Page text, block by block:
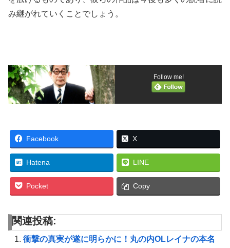
み継がれていくことでしょう。
Follow me!
Facebook X
Hatena LINE
Pocket Copy
関連投稿:
衝撃の真実が遂に明らかに！丸の内OLレイナの本名